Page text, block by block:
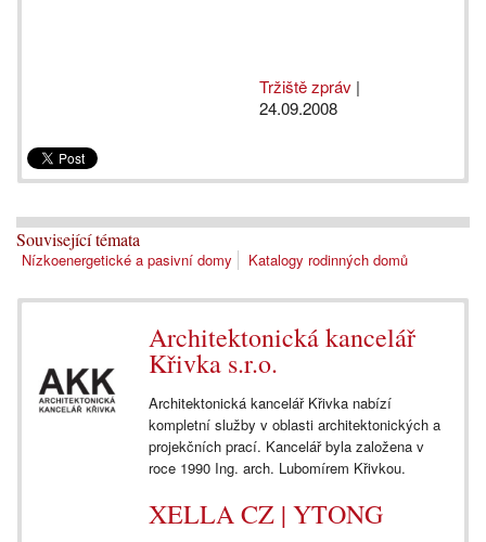
Tržiště zpráv |
24.09.2008
Související témata
Nízkoenergetické a pasivní domy Katalogy rodinných domů
Architektonická kancelář
Křivka s.r.o.
Architektonická kancelář Křivka nabízí
kompletní služby v oblasti architektonických a
projekčních prací. Kancelář byla založena v
roce 1990 Ing. arch. Lubomírem Křivkou.
XELLA CZ | YTONG